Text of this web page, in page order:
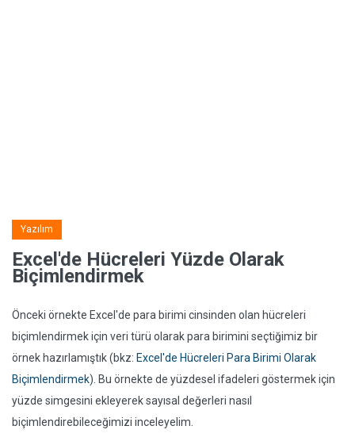
Yazılım
Excel'de Hücreleri Yüzde Olarak
Biçimlendirmek
Önceki örnekte Excel'de para birimi cinsinden olan hücreleri
biçimlendirmek için veri türü olarak para birimini seçtiğimiz bir
örnek hazırlamıştık (bkz: Excel'de Hücreleri Para Birimi Olarak
Biçimlendirmek). Bu örnekte de yüzdesel ifadeleri göstermek için
yüzde simgesini ekleyerek sayısal değerleri nasıl
biçimlendirebileceğimizi inceleyelim.